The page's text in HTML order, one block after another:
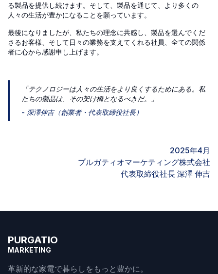
る製品を提供し続けます。そして、製品を通じて、より多くの
人々の生活が豊かになることを願っています。
最後になりましたが、私たちの理念に共感し、製品を選んでくだ
さるお客様、そして日々の業務を支えてくれる社員、全ての関係
者に心から感謝申し上げます。
「テクノロジーは人々の生活をより良くするためにある。私
たちの製品は、その架け橋となるべきだ。」
- 深澤伸吉（創業者・代表取締役社長）
2025年4月
プルガティオマーケティング株式会社
代表取締役社長 深澤 伸吉
PURGATIO
MARKETING
革新的な家電で暮らしをもっと豊かに。